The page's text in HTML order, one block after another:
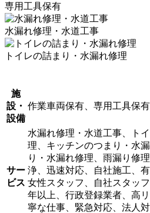
専用工具保有
水漏れ修理・水道工事
トイレの詰まり・水漏れ修理
施
設・
設備
作業車両保有、専用工具保有
サー
ビス
水漏れ修理・水道工事、ト
理、キッチンのつまり・水
り・水漏れ修理、雨漏り修
浄、迅速対応、自社施工、
女性スタッフ、自社スタッ
年以上、行政登録業者、高
寧な仕事、緊急対応、法人